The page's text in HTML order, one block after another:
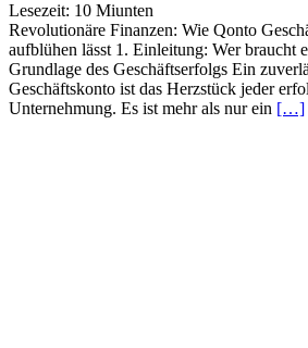
Lesezeit: 10 Miunten
Revolutionäre Finanzen: Wie Qonto
aufblühen lässt 1. Einleitung: Wer braucht
Grundlage des Geschäftserfolgs Ein
Geschäftskonto ist das Herzstück jeder
Unternehmung. Es ist mehr als nur ein […]